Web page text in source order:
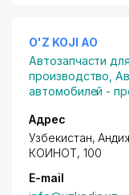
O'Z KOJI АО
Автозапчасти
производство ,
автомобилей -
Адрес
Узбекистан,
КОИНОТ, 100
E-mail